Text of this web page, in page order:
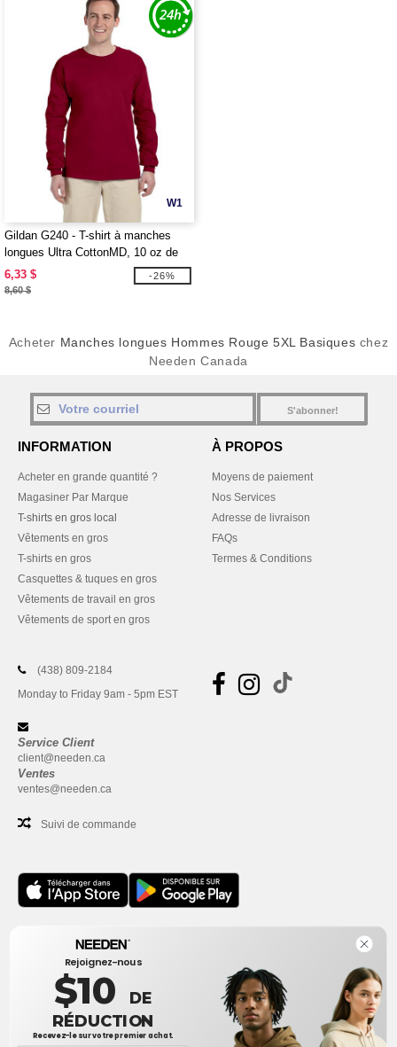
W1
Gildan G240 - T-shirt à manches
longues Ultra CottonMD, 10 oz de
MD (2400)
6,33 $
8,60 $
-26%
Acheter Manches longues Hommes Rouge 5XL Basiques chez
Needen Canada
S'abonner!
INFORMATION
Acheter en grande quantité ?
Magasiner Par Marque
T-shirts en gros local
Vêtements en gros
T-shirts en gros
Casquettes & tuques en gros
Vêtements de travail en gros
Vêtements de sport en gros
À PROPOS
Moyens de paiement
Nos Services
Adresse de livraison
FAQs
Termes & Conditions
(438) 809-2184
Monday to Friday 9am - 5pm EST
Service Client
client@needen.ca
Ventes
ventes@needen.ca
Suivi de commande
Bureau
One Dundas Street West Suite 2500
Toronto, Ontario, M5G 1Z3
Ceci n'est PAS l'adresse de retour. Pour les retours, voir ici
Bureau
Rejoignez-nous
$10 DE
RÉDUCTION
Recevez-le sur votre premier achat.